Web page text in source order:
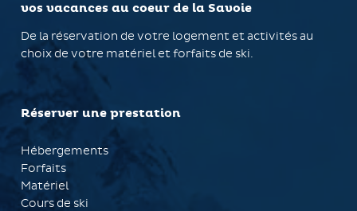
vos vacances au coeur de la Savoie
De la réservation de votre logement et activités au
choix de votre matériel et forfaits de ski.
Réserver une prestation
Hébergements
Forfaits
Matériel
Cours de ski